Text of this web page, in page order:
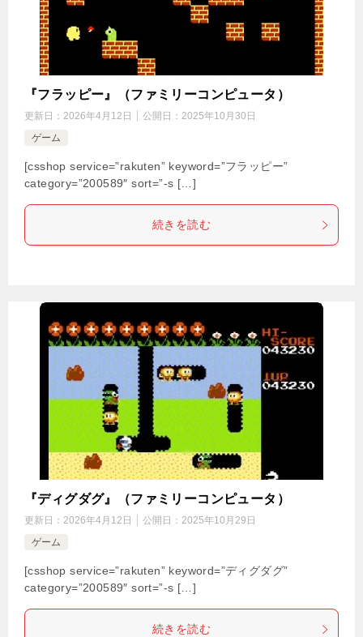
『フラッピー』（ファミリーコンピュータ）
更新日： 2026年4月12日 公開日： 2025年10月30日
ゲーム
[csshop service=”rakuten” keyword=”フラッピー”
category=”200589″ sort=”-s […]
続きを読む
『ディグダグ』（ファミリーコンピュータ）
更新日： 2026年4月12日 公開日： 2025年10月29日
ゲーム
[csshop service=”rakuten” keyword=”ディグダグ”
category=”200589″ sort=”-s […]
続きを読む